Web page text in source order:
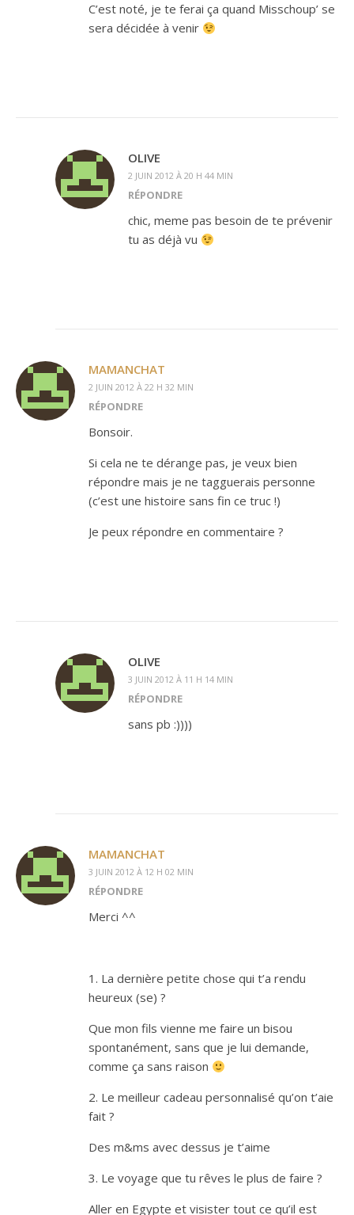
C’est noté, je te ferai ça quand Misschoup’ se
sera décidée à venir
OLIVE
2 JUIN 2012 À 20 H 44 MIN
RÉPONDRE
chic, meme pas besoin de te prévenir
tu as déjà vu
MAMANCHAT
2 JUIN 2012 À 22 H 32 MIN
RÉPONDRE
Bonsoir.
Si cela ne te dérange pas, je veux bien
répondre mais je ne tagguerais personne
(c’est une histoire sans fin ce truc !)
Je peux répondre en commentaire ?
OLIVE
3 JUIN 2012 À 11 H 14 MIN
RÉPONDRE
sans pb :))))
MAMANCHAT
3 JUIN 2012 À 12 H 02 MIN
RÉPONDRE
Merci ^^
1. La dernière petite chose qui t’a rendu
heureux (se) ?
Que mon fils vienne me faire un bisou
spontanément, sans que je lui demande,
comme ça sans raison
2. Le meilleur cadeau personnalisé qu’on t’aie
fait ?
Des m&ms avec dessus je t’aime
3. Le voyage que tu rêves le plus de faire ?
Aller en Egypte et visister tout ce qu’il est